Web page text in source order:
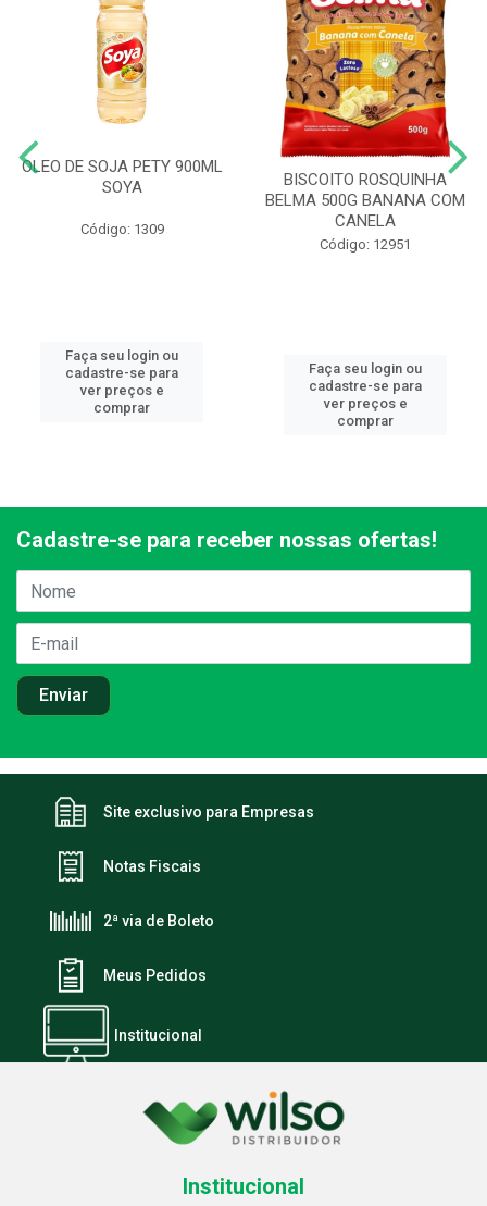
OLEO DE SOJA PETY 900ML
SOYA
Código: 1309
Faça seu login ou
cadastre-se para
ver preços e
comprar
BISCOITO ROSQUINHA
BELMA 500G BANANA COM
CANELA
Código: 12951
Faça seu login ou
cadastre-se para
ver preços e
comprar
Cadastre-se para receber nossas ofertas!
Site exclusivo para Empresas
Notas Fiscais
2ª via de Boleto
Meus Pedidos
Institucional
Institucional